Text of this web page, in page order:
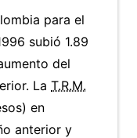
para el
subió 1.89
del
La T.R.M.
en
anterior y